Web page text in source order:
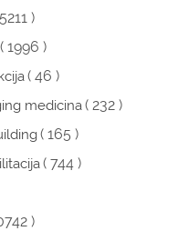
)
( 1996 )
( 46 )
medicina( 232 )
( 165 )
( 744 )
)